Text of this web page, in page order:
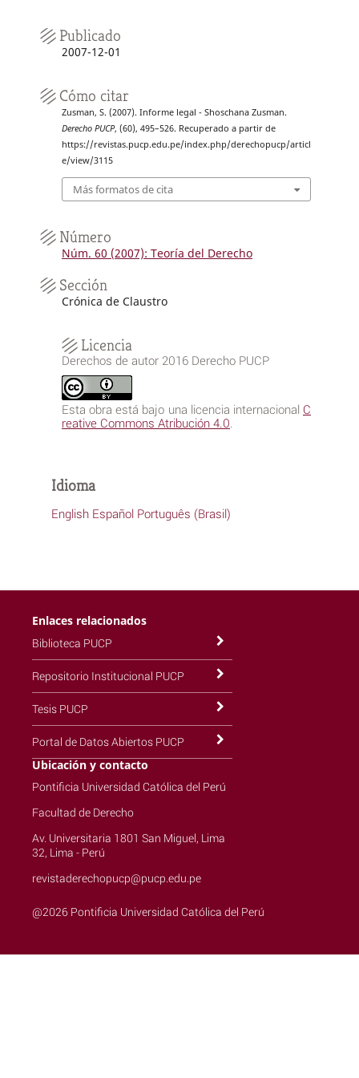
Publicado
2007-12-01
Cómo citar
Zusman, S. (2007). Informe legal - Shoschana Zusman.
Derecho PUCP, (60), 495–526. Recuperado a partir de
https://revistas.pucp.edu.pe/index.php/derechopucp/articl
e/view/3115
Más formatos de cita
Número
Núm. 60 (2007): Teoría del Derecho
Sección
Crónica de Claustro
Licencia
Derechos de autor 2016 Derecho PUCP
Esta obra está bajo una licencia internacional C
reative Commons Atribución 4.0
Idioma
English Español Português (Brasil)
Enlaces relacionados
Biblioteca PUCP
Repositorio Institucional PUCP
Tesis PUCP
Portal de Datos Abiertos PUCP
Ubicación y contacto
Pontificia Universidad Católica del Perú
Facultad de Derecho
Av. Universitaria 1801 San Miguel, Lima
32, Lima - Perú
revistaderechopucp@pucp.edu.pe
@2026 Pontificia Universidad Católica del Perú